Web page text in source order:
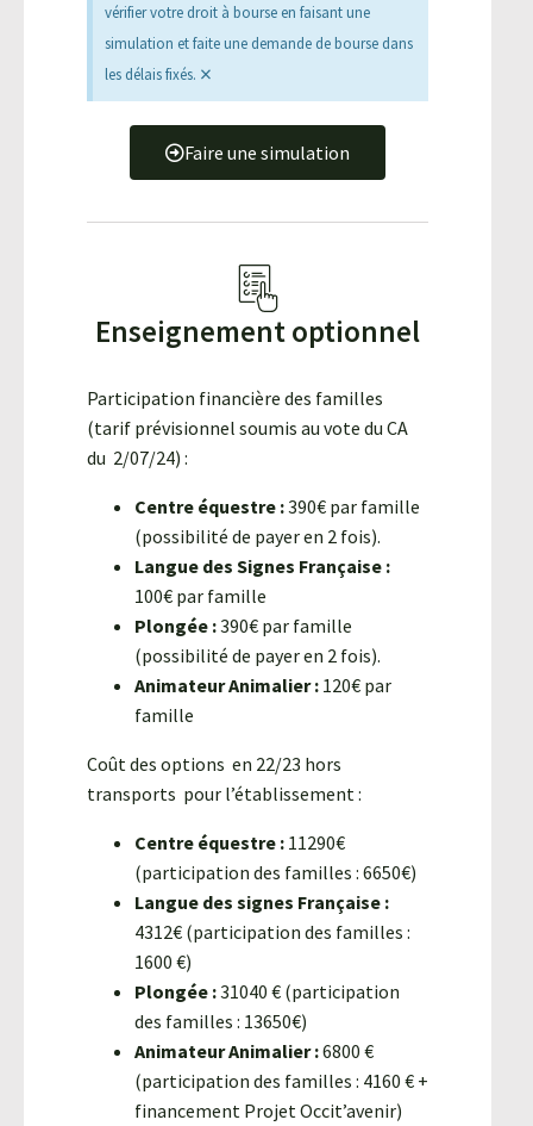
vérifier votre droit à bourse en faisant une
simulation et faite une demande de bourse dans
les délais fixés. ×
Faire une simulation
Enseignement optionnel
Participation financière des familles
(tarif prévisionnel soumis au vote du CA
du 2/07/24) :
Centre équestre :390€ par famille
(possibilité de payer en 2 fois).
Langue des Signes Française :
100€ par famille
Plongée :390€ par famille
(possibilité de payer en 2 fois).
Animateur Animalier : 120€ par
famille
Coût des options en 22/23 hors
transports pour l’établissement :
Centre équestre : 11290€
(participation des familles : 6650€)
Langue des signes Française :
4312€ (participation des familles :
1600 €)
Plongée :31040 € (participation
des familles : 13650€)
Animateur Animalier :6800 €
(participation des familles : 4160 € +
financement Projet Occit’avenir)